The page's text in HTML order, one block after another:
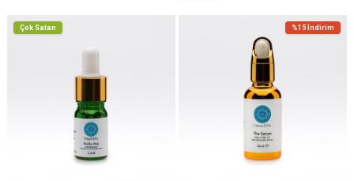
Çok Satan %15 İndirim